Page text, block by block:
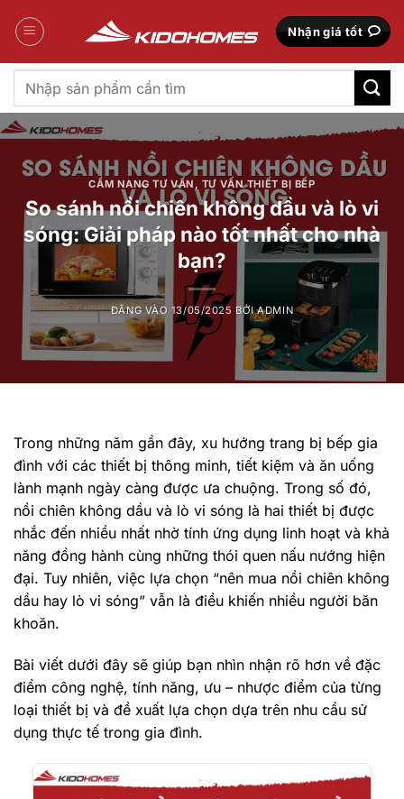
qua
Nhận giá tốt
Tìm
kiếm:
CẨM NANG TƯ VẤN , TƯ VẤN THIẾT BỊ BẾP
So sánh nồi chiên không dầu và lò vi
sóng: Giải pháp nào tốt nhất cho nhà
bạn?
ĐĂNG VÀO 13/05/2025 BỞIADMIN
Trong những năm gần đây, xu hướng trang bị bếp gia
đình với các thiết bị thông minh, tiết kiệm và ăn uống
lành mạnh ngày càng được ưa chuộng. Trong số đó,
nồi chiên không dầu và lò vi sóng là hai thiết bị được
nhắc đến nhiều nhất nhờ tính ứng dụng linh hoạt và khả
năng đồng hành cùng những thói quen nấu nướng hiện
đại. Tuy nhiên, việc lựa chọn “nên mua nồi chiên không
dầu hay lò vi sóng” vẫn là điều khiến nhiều người băn
khoăn.
Bài viết dưới đây sẽ giúp bạn nhìn nhận rõ hơn về đặc
điểm công nghệ, tính năng, ưu – nhược điểm của từng
loại thiết bị và đề xuất lựa chọn dựa trên nhu cầu sử
dụng thực tế trong gia đình.